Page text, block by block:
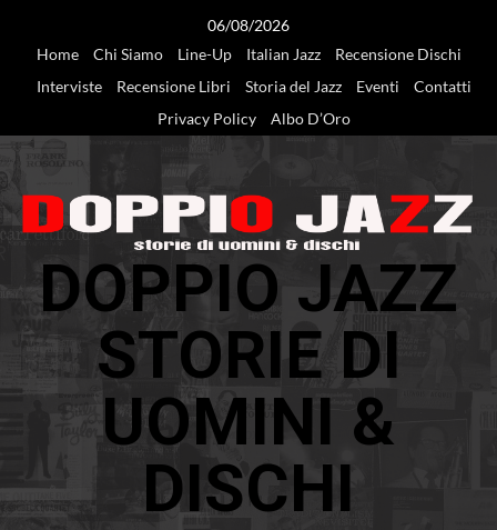
06/08/2026
Home
Chi Siamo Line-Up Italian Jazz
Recensione Dischi
Interviste
Recensione Libri Storia del Jazz Eventi
Contatti
Privacy Policy
Albo D’Oro
DOPPIO JAZZ
STORIE DI
UOMINI &
DISCHI